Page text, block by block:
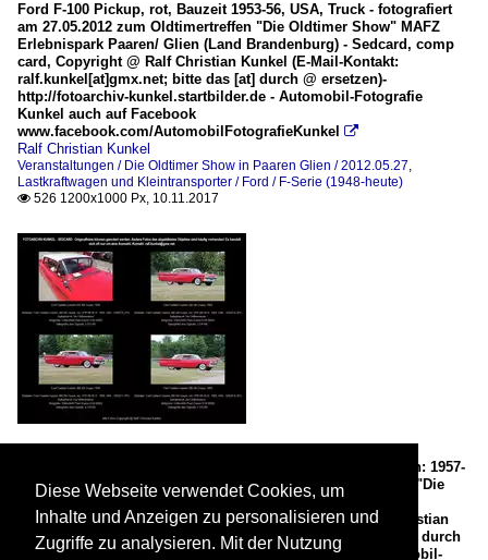
Ford F-100 Pickup, rot, Bauzeit 1953-56, USA, Truck - fotografiert
am 27.05.2012 zum Oldtimertreffen "Die Oldtimer Show" MAFZ
Erlebnispark Paaren/ Glien (Land Brandenburg) - Sedcard, comp
card, Copyright @ Ralf Christian Kunkel (E-Mail-Kontakt:
ralf.kunkel[at]gmx.net; bitte das [at] durch @ ersetzen)-
http://fotoarchiv-kunkel.startbilder.de - Automobil-Fotografie
Kunkel auch auf Facebook
www.facebook.com/AutomobilFotografieKunkel

Ralf Christian Kunkel
Veranstaltungen / Die Oldtimer Show in Paaren Glien / 2012.05.27,
Lastkraftwagen und Kleintransporter / Ford / F-Serie (1948-heute)
 526 1200x1000 Px, 10.11.2017
Modell/Baujahr 1959, Bauzeit des Fairlane der 2. Generation: 1957-
1959, USA - fotografiert am 27.05.2012 zum Oldtimertreffen "Die
Oldtimer Show" MAFZ Erlebnispark Paaren/ Glien (Land
Brandenburg) - Sedcard, comp card, Copyright @ Ralf Christian
Kunkel (E-Mail-Kontakt: ralf.kunkel[at]gmx.net; bitte das [at] durch
@ ersetzen)- http://fotoarchiv-kunkel.startbilder.de - Automobil-
Diese Webseite verwendet Cookies, um
Inhalte und Anzeigen zu personalisieren und
Zugriffe zu analysieren. Mit der Nutzung